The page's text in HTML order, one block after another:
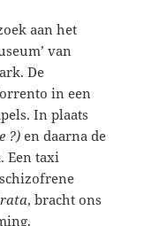
aan het
van
De
in een
In plaats
?)en daarna de
Een taxi
, bracht ons